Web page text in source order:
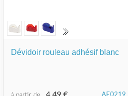
Dévidoir rouleau adhésif blanc
4,49 € AE0219